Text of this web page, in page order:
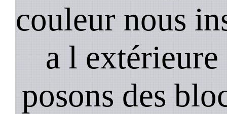
couleur nous
a l
posons des